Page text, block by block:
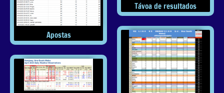
Apostas
Távoa de resultados